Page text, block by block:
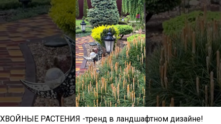
ХВОЙНЫЕ РАСТЕНИЯ -тренд в ландшафтном дизайне!